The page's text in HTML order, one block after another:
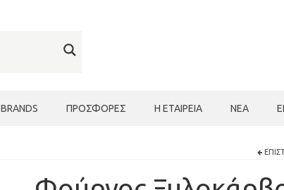
BRANDS ΠΡΟΣΦΟΡΈΣ Η ΕΤΑΙΡΕΊΑ ΝΈΑ